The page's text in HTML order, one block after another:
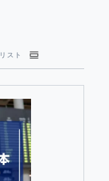
リスト